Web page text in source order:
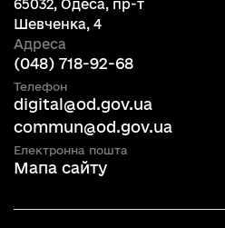
65032, Одеса, пр-т
Шевченка, 4
Адреса
(048) 718-92-68
Телефон
digital@od.gov.ua
commun@od.gov.ua
Електронна пошта
Мапа сайту